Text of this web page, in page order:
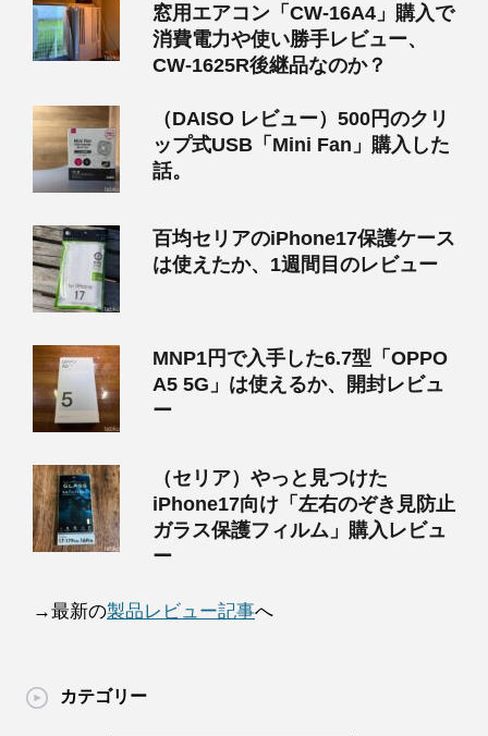
窓用エアコン「CW-16A4」購入で
消費電力や使い勝手レビュー、
CW-1625R後継品なのか？
（DAISO レビュー）500円のクリ
ップ式USB「Mini Fan」購入した
話。
百均セリアのiPhone17保護ケース
は使えたか、1週間目のレビュー
MNP1円で入手した6.7型「OPPO
A5 5G」は使えるか、開封レビュ
ー
（セリア）やっと見つけた
iPhone17向け「左右のぞき見防止
ガラス保護フィルム」購入レビュ
ー
→最新の製品レビュー記事へ
カテゴリー